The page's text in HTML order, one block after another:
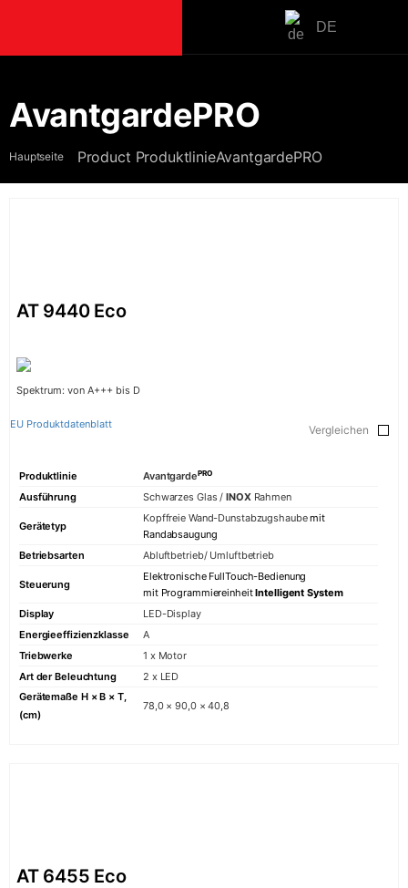
DE
Einbauherd-
Backöfen
Kühlen
AvantgardePRO
Hauptseite Product ProduktlinieAvantgardePRO
AT 9440 Eco
Spektrum: von A+++ bis D
EU Produktdatenblatt Vergleichen
Produktlinie AvantgardePRO
Ausführung Schwarzes Glas /INOXRahmen
Gerätetyp
Kopffreie Wand-Dunstabzugshaubemit
Randabsaugung
Betriebsarten
Abluftbetrieb/ Umluftbetrieb
Steuerung
Elektronische FullTouch-Bedienung
mit ProgrammiereinheitIntelligent System
Display
LED-Display
Energieeffizienzklasse
A
Triebwerke
1 x Motor
Art der Beleuchtung
2 x LED
Gerätemaße H × B × T,
(cm)
78,0 × 90,0 × 40,8
AT 6455 Eco